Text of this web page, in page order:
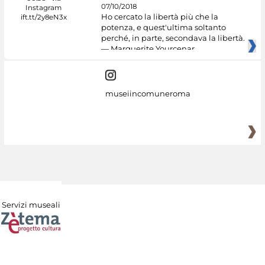
07/10/2018
Ho cercato la libertà più che la
potenza, e quest'ultima soltanto
perché, in parte, secondava la libertà.
— Marguerite Yourcenar
museiincomuneroma
Servizi museali